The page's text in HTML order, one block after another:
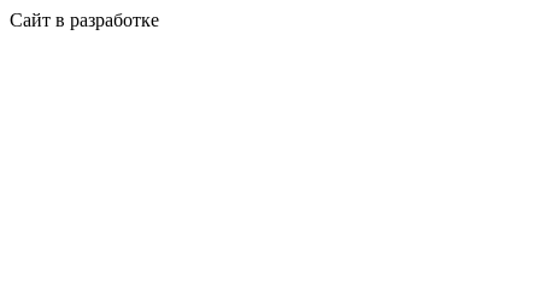
Сайт в разработке